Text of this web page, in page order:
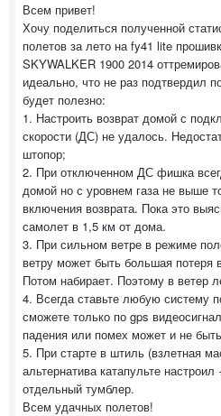
Всем привет!
Хочу поделиться полученной
полетов за лето на fy41 lite
SKYWALKER 1900 2014
идеально, что не раз подтвердил
будет полезно:
1. Настроить возврат домой с
скорости (ДС) не удалось.
штопор;
2. При отключенном ДС фишка
домой но с уровнем газа не выше
включения возврата. Пока это
самолет в 1,5 км от дома.
3. При сильном ветре в режиме
ветру может быть большая
Потом набирает. Поэтому в ветер
4. Всегда ставьте любую систему
сможете только по gps
падения или помех может и не
5. При старте в штиль (взлетная
альтернатива катапульте
отдельный тумблер.
Всем удачных полетов!